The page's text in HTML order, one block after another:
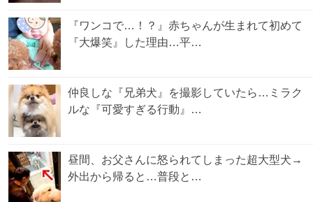
『ワンコで…！？』赤ちゃんが生まれて初めて
『大爆笑』した理由…平…
仲良しな『兄弟犬』を撮影していたら…ミラク
ルな『可愛すぎる行動』…
昼間、お父さんに怒られてしまった超大型犬→
外出から帰ると…普段と…